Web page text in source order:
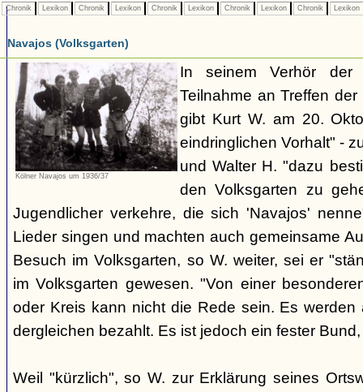
Chronik Lexikon Chronik Lexikon Chronik Lexikon Chronik Lexikon Chronik Lexikon
Navajos (Volksgarten)
Kölner Navajos um 1936/37
In seinem Verhör der
Teilnahme an Treffen
gibt Kurt W. am 20.
eindringlichen Vorhalt" -
und Walter H. "dazu
den Volksgarten zu
Jugendlicher verkehre, die sich 'Navajos'
Lieder singen und machten auch gemeinsame
Besuch im Volksgarten, so W. weiter, sei er
im Volksgarten gewesen. "Von einer
oder Kreis kann nicht die Rede sein. Es
dergleichen bezahlt. Es ist jedoch ein fester
Weil "kürzlich", so W. zur Erklärung seines